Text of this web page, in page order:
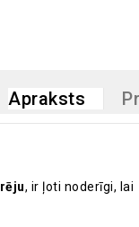
Apraksts
, ir ļoti noderīgi, lai